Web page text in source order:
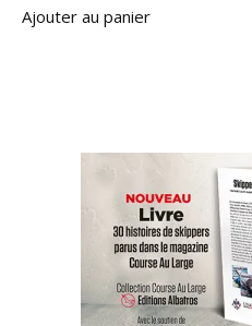
Ajouter au panier